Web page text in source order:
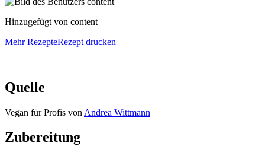
Hinzugefügt von content
Mehr RezepteRezept drucken
Quelle
Vegan für Profis von Andrea Wittmann
Zubereitung